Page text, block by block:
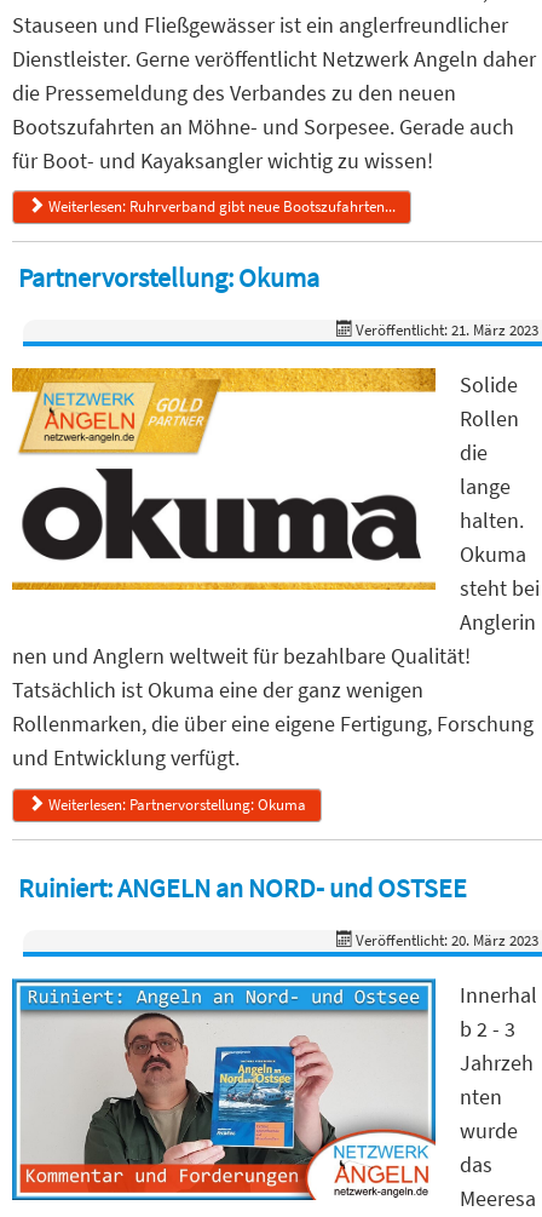
Stauseen und Fließgewässer ist ein anglerfreundlicher
Dienstleister. Gerne veröffentlicht Netzwerk Angeln daher
die Pressemeldung des Verbandes zu den neuen
Bootszufahrten an Möhne- und Sorpesee. Gerade auch
für Boot- und Kayaksangler wichtig zu wissen!
Weiterlesen: Ruhrverband gibt neue Bootszufahrten...
Partnervorstellung: Okuma
Veröffentlicht: 21. März 2023
Solide
Rollen
die
lange
halten.
Okuma
steht bei
Anglerin
nen und Anglern weltweit für bezahlbare Qualität!
Tatsächlich ist Okuma eine der ganz wenigen
Rollenmarken, die über eine eigene Fertigung, Forschung
und Entwicklung verfügt.
Weiterlesen: Partnervorstellung: Okuma
Ruiniert: ANGELN an NORD- und OSTSEE
Veröffentlicht: 20. März 2023
Innerhal
b 2 - 3
Jahrzeh
nten
wurde
das
Meeresa